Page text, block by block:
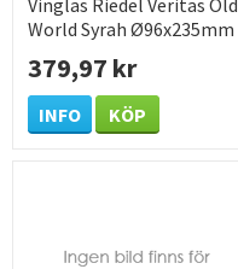
Vinglas Riedel Veritas Old
World Syrah Ø96x235mm
379,97 kr
INFO KÖP